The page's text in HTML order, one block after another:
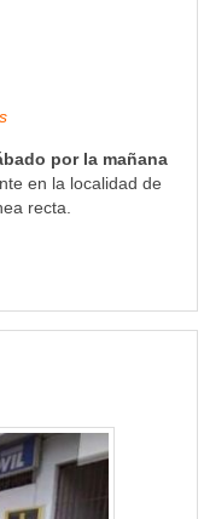
por la mañana
en la localidad de
recta.